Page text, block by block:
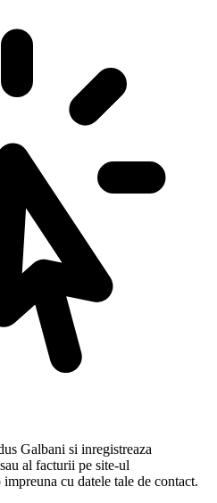
Galbani si inregistreaza
al facturii pe site-ul
cu datele tale de contact.